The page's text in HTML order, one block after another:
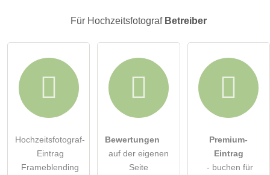
Klicken Sie hier um eineindividuelle Fragean den
Für Hochzeitsfotograf Betreiber
Hochzeitsfotograf-
Eintrag
Frameblending
Bewertungen
auf der eigenen
Seite
Premium-
Eintrag
- buchen für